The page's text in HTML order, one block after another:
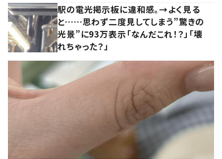
駅の電光掲示板に違和感。→よく見る
と……思わず二度見してしまう”驚きの
光景”に93万表示「なんだこれ！？」「壊
れちゃった？」